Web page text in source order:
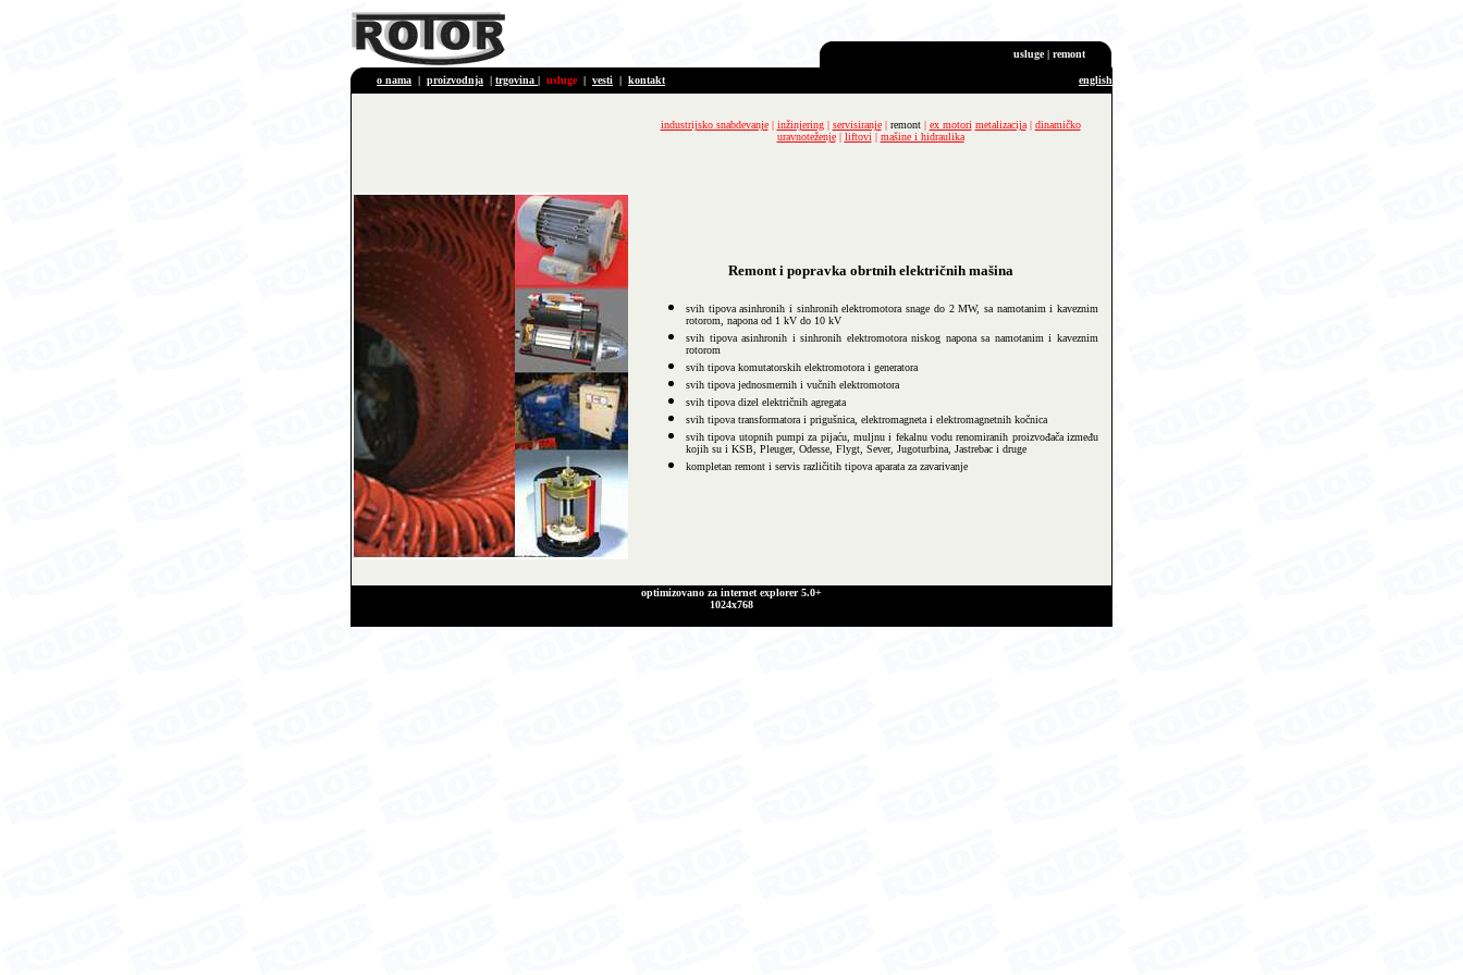
usluge | remont
o nama | proizvodnja | trgovina | usluge | vesti | kontakt english
industrijsko snabdevanje| inžinjering| servisiranje | remont | ex motori metalizacija| dinamičko
uravnoteženje| liftovi | mašine i hidraulika
Remont i popravka obrtnih električnih mašina
svih tipova asinhronih i sinhronih elektromotora snage do 2 MW, sa namotanim i kaveznim
rotorom, napona od 1 kV do 10 kV
svih tipova asinhronih i sinhronih elektromotora niskog napona sa namotanim i kaveznim
rotorom
svih tipova komutatorskih elektromotora i generatora
svih tipova jednosmernih i vučnih elektromotora
svih tipova dizel električnih agregata
svih tipova transformatora i prigušnica, elektromagneta i elektromagnetnih kočnica
svih tipova utopnih pumpi za pijaću, muljnu i fekalnu vodu renomiranih proizvođača između
kojih su i KSB, Pleuger, Odesse, Flygt, Sever, Jugoturbina, Jastrebac i druge
kompletan remont i servis različitih tipova aparata za zavarivanje
optimizovano za internet explorer 5.0+
1024x768